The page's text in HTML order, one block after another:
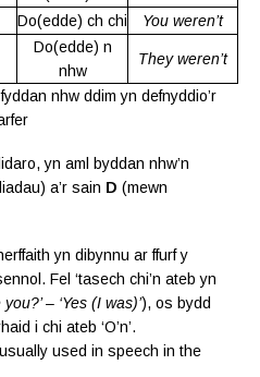
Do(edde) ch chi
You weren’t
Do(edde) n
nhw
They weren’t
nhw ddim yn defnyddio’r
yn aml byddan nhw’n
a’r sain D (mewn
yn dibynnu ar ffurf y
Fel ‘tasech chi’n ateb yn
– ‘Yes (I was)’), os bydd
i chi ateb ‘O’n’.
used in speech in the